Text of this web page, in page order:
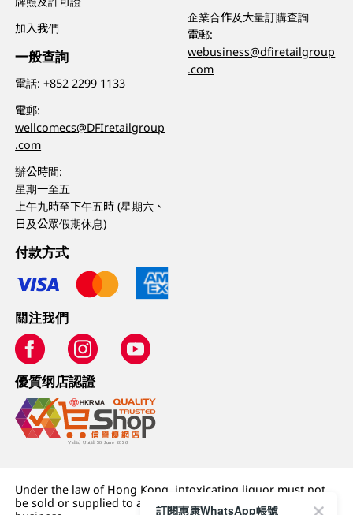
加入我們
一般查詢
電話:+852 2299 1133
電郵:
wellcomecs@DFIretailgroup
.com
辦公時間:
星期一至五
上午九時至下午五時 (星期六、
日及公眾假期休息)
企業合作及大量訂購查詢
電郵:
webusiness@dfiretailgroup
.com
付款方式
關注我們
優質纲店認證
Under the law of Hong Kong, intoxicating liquor must not
be sold or supplied to a minor (under 18) in the course of
訂閱惠康WhatsApp帳號